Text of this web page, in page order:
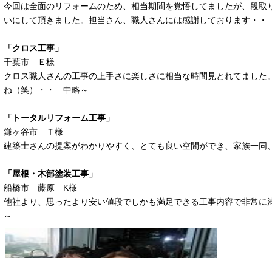
今回は全面のリフォームのため、相当期間を覚悟してましたが、段取
いにして頂きました。担当さん、職人さんには感謝しております・
「クロス工事」
千葉市 Ｅ様
クロス職人さんの工事の上手さに楽しさに相当な時間見とれてました
ね（笑）・・ 中略～
「トータルリフォーム工事」
鎌ヶ谷市 Ｔ様
建築士さんの提案がわかりやすく、とても良い空間ができ、家族一
「屋根・木部塗装工事」
船橋市 藤原 K様
他社より、思ったより安い値段でしかも満足できる工事内容で非常
～